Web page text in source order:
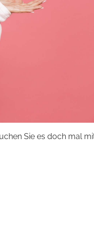
Sie es doch mal